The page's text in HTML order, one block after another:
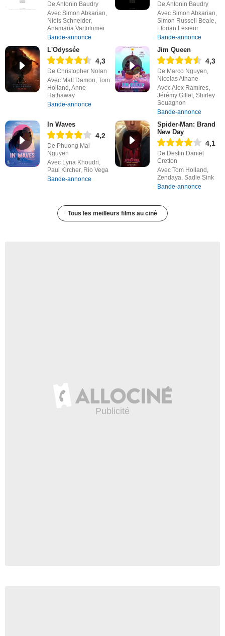
De Antonin Baudry
Avec Simon Abkarian,
Niels Schneider,
Anamaria Vartolomei
Bande-annonce
De Antonin Baudry
Avec Simon Abkarian,
Simon Russell Beale,
Florian Lesieur
Bande-annonce
L'Odyssée
4,3
De Christopher Nolan
Avec Matt Damon, Tom
Holland, Anne
Hathaway
Bande-annonce
Jim Queen
4,3
De Marco Nguyen,
Nicolas Athane
Avec Alex Ramires,
Jérémy Gillet, Shirley
Souagnon
Bande-annonce
In Waves
4,2
De Phuong Mai
Nguyen
Avec Lyna Khoudri,
Paul Kircher, Rio Vega
Bande-annonce
Spider-Man: Brand
New Day
4,1
De Destin Daniel
Cretton
Avec Tom Holland,
Zendaya, Sadie Sink
Bande-annonce
Tous les meilleurs films au ciné